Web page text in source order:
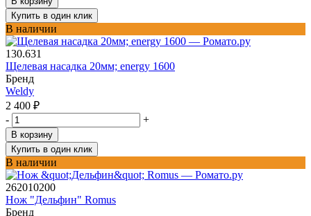
Купить в один клик
В наличии
130.631
Щелевая насадка 20мм; energy 1600
Бренд
Weldy
2 400 ₽
-
+
В корзину
Купить в один клик
В наличии
262010200
Нож "Дельфин" Romus
Бренд